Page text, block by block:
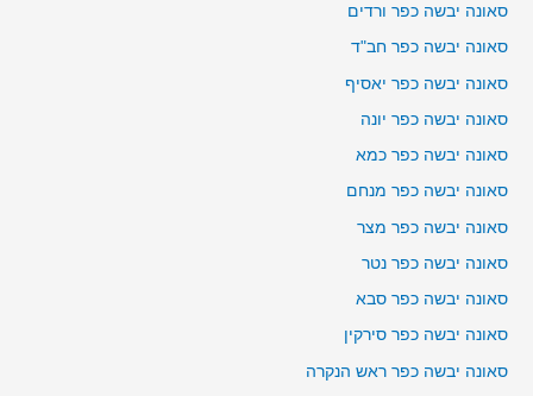
סאונה יבשה כפר ורדים
סאונה יבשה כפר חב"ד
סאונה יבשה כפר יאסיף
סאונה יבשה כפר יונה
סאונה יבשה כפר כמא
סאונה יבשה כפר מנחם
סאונה יבשה כפר מצר
סאונה יבשה כפר נטר
סאונה יבשה כפר סבא
סאונה יבשה כפר סירקין
סאונה יבשה כפר ראש הנקרה